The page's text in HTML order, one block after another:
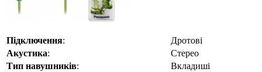
Підключення:
Дротові
Акустика:
Стерео
Тип навушників:
Вкладиші